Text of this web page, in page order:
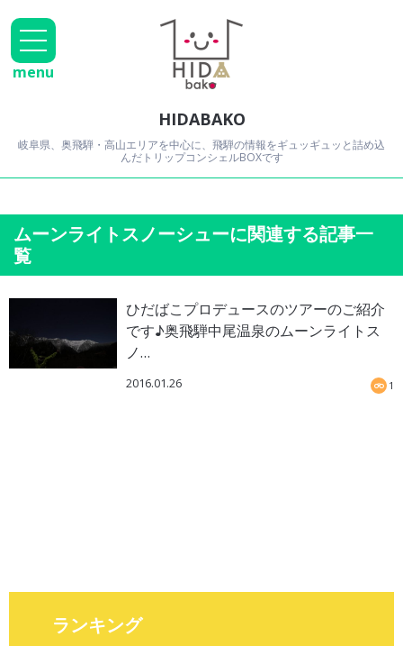
HIDABAKO
岐阜県、奥飛騨・高山エリアを中心に、飛騨の情報をギュッギュッと詰め込
んだトリップコンシェルBOXです
menu
ムーンライトスノーシューに関連する記事一
覧
ひだばこプロデュースのツアーのご紹介
です♪奥飛騨中尾温泉のムーンライトス
ノ…
2016.01.26 1
ランキング